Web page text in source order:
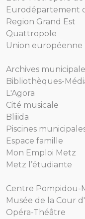
Eurodépartement
Region Grand Est
Quattropole
Union européenne
Archives
Bibliothèques-
L'Agora
Cité musicale
Bliiida
Piscines
Espace famille
Mon Emploi Metz
Metz l’étudiante
Centre Pompidou-
Musée de la Cour
Opéra-Théâtre